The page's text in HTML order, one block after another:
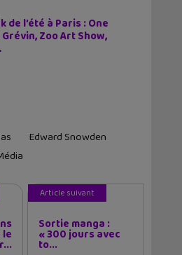
de l’été à Paris : One
Zoo Art Show,
Edward Snowden
Article suivant
Sortie manga :
« 300 jours avec
to...